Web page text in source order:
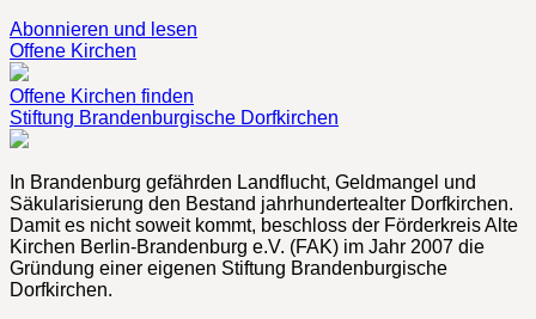
Abonnieren und lesen
Offene Kirchen
Offene Kirchen finden
Stiftung Brandenburgische Dorfkirchen
In Brandenburg gefährden Landflucht, Geldmangel und
Säkularisierung den Bestand jahrhundertealter Dorfkirchen.
Damit es nicht soweit kommt, beschloss der Förderkreis Alte
Kirchen Berlin-Brandenburg e.V. (FAK) im Jahr 2007 die
Gründung einer eigenen Stiftung Brandenburgische
Dorfkirchen.